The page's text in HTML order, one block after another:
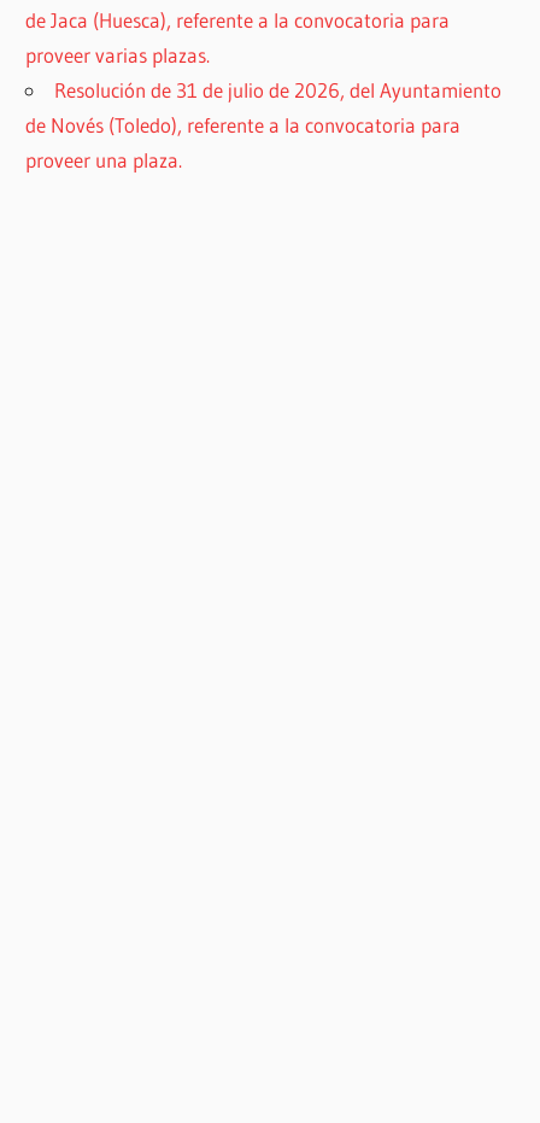
de Jaca (Huesca), referente a la convocatoria para
proveer varias plazas.
Resolución de 31 de julio de 2026, del Ayuntamiento
de Novés (Toledo), referente a la convocatoria para
proveer una plaza.